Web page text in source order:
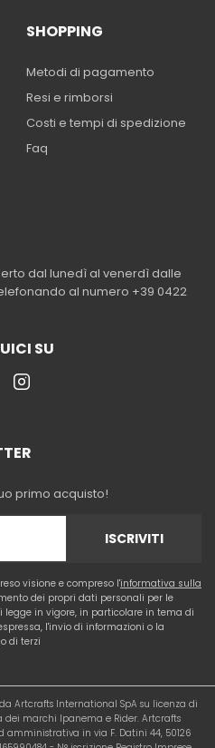
SHOPPING
Metodi di pagamento
Resi e rimborsi
Costi e tempi di spedizione
Faq
dal lunedì al venerdì dalle
al numero +39 0422
SU
primo acquisto!
ISCRIVITI
visione e compreso l'informativa sulla
dei propri dati personali per le
in vigore, in particolare in tema di
l'invio di informazioni o la
di terzi
Artcrafts International SpA su licenza di
dei marchi Ipanema e Rider. Artcrafts
amministrativa in via F. Datini 44, 50126